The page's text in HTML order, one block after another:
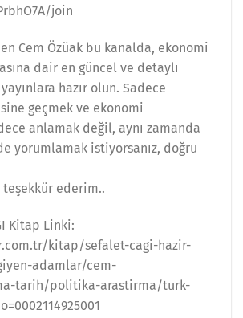
join
Cem Özüak bu kanalda, ekonomi
dair en güncel ve detaylı
hazır olun. Sadece
geçmek ve ekonomi
anlamak değil, aynı zamanda
yorumlamak istiyorsanız, doğru
ederim..
Kitap Linki:
kitap/sefalet-cagi-hazir-
adamlar/cem-
tarih/politika-arastirma/turk-